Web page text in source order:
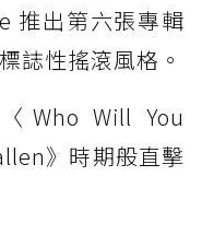
推出第六張專輯
誌性搖滾風格。
Who Will You
》時期般直擊